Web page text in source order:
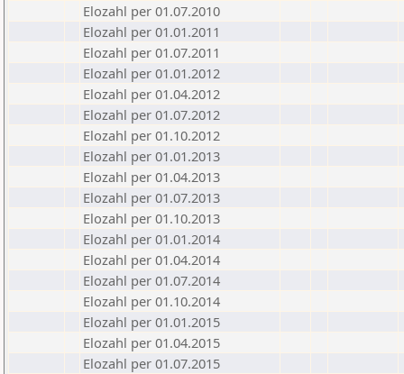
Elozahl per 01.07.2010
Elozahl per 01.01.2011
Elozahl per 01.07.2011
Elozahl per 01.01.2012
Elozahl per 01.04.2012
Elozahl per 01.07.2012
Elozahl per 01.10.2012
Elozahl per 01.01.2013
Elozahl per 01.04.2013
Elozahl per 01.07.2013
Elozahl per 01.10.2013
Elozahl per 01.01.2014
Elozahl per 01.04.2014
Elozahl per 01.07.2014
Elozahl per 01.10.2014
Elozahl per 01.01.2015
Elozahl per 01.04.2015
Elozahl per 01.07.2015